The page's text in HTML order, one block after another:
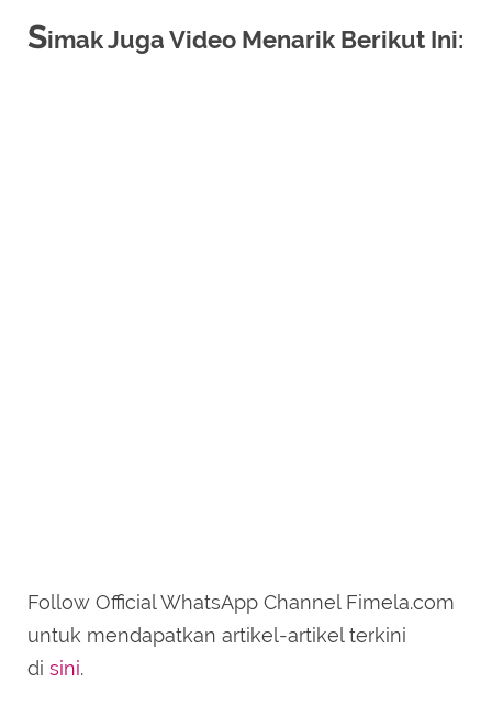
Simak Juga Video Menarik Berikut Ini:
Follow Official WhatsApp Channel Fimela.com
untuk mendapatkan artikel-artikel terkini
di sini.